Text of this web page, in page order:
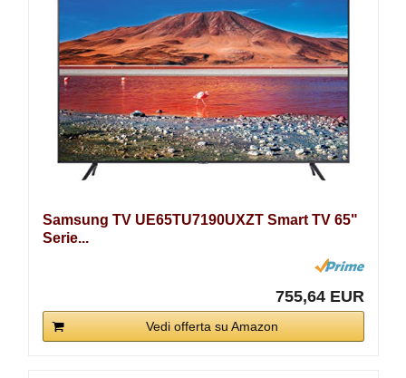
Samsung TV UE65TU7190UXZT Smart TV 65"
Serie...
755,64 EUR
Vedi offerta su Amazon